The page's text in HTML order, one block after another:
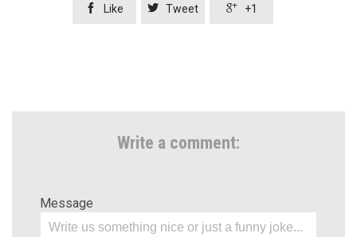
 Like  Tweet  +1
Write a comment:
Message